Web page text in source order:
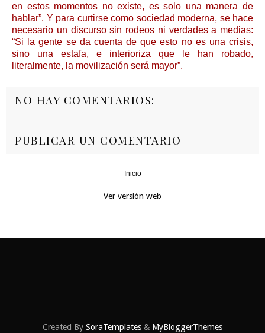
en estos momentos no existe, es solo una manera de
hablar”. Y para curtirse como sociedad moderna, se hace
necesario un discurso sin rodeos ni verdades a medias:
“Si la gente se da cuenta de que esto no es una crisis,
sino una estafa, e interioriza que le han robado,
literalmente, la movilización será mayor”.
NO HAY COMENTARIOS:
PUBLICAR UN COMENTARIO
Inicio
Ver versión web
Created By SoraTemplates & MyBloggerThemes